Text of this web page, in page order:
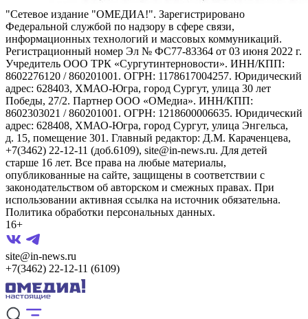
"Сетевое издание "ОМЕДИА!". Зарегистрировано
Федеральной службой по надзору в сфере связи,
информационных технологий и массовых коммуникаций.
Регистрационный номер Эл № ФС77-83364 от 03 июня 2022 г.
Учредитель ООО ТРК «Сургутинтерновости». ИНН/КПП:
8602276120 / 860201001. ОГРН: 1178617004257. Юридический
адрес: 628403, ХМАО-Югра, город Сургут, улица 30 лет
Победы, 27/2. Партнер ООО «ОМедиа». ИНН/КПП:
8602303021 / 860201001. ОГРН: 1218600006635. Юридический
адрес: 628408, ХМАО-Югра, город Сургут, улица Энгельса,
д. 15, помещение 301. Главный редактор: Д.М. Караченцева,
+7(3462) 22-12-11 (доб.6109), site@in-news.ru. Для детей
старше 16 лет. Все права на любые материалы,
опубликованные на сайте, защищены в соответствии с
законодательством об авторском и смежных правах. При
использовании активная ссылка на источник обязательна.
Политика обработки персональных данных.
16+
site@in-news.ru
+7(3462) 22-12-11 (6109)